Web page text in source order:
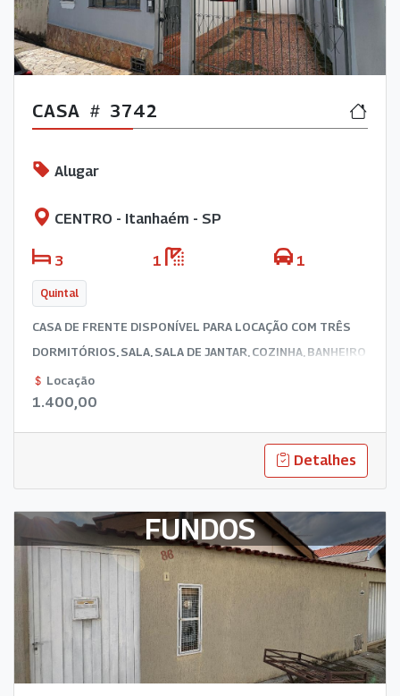
CASA 3742
Alugar
CENTRO - Itanhaém - SP
3 1
Quintal
CASA DE FRENTE DISPONÍVEL PARA LOCAÇÃO COM TRÊS
DORMITÓRIOS, SALA, SALA DE JANTAR, COZINHA, BANHEIRO
AMPLO, QUINTAL ESPAÇOSO, LAVANDERIA E GARAGEM.
Locação
1.400,00
Detalhes
FUNDOS